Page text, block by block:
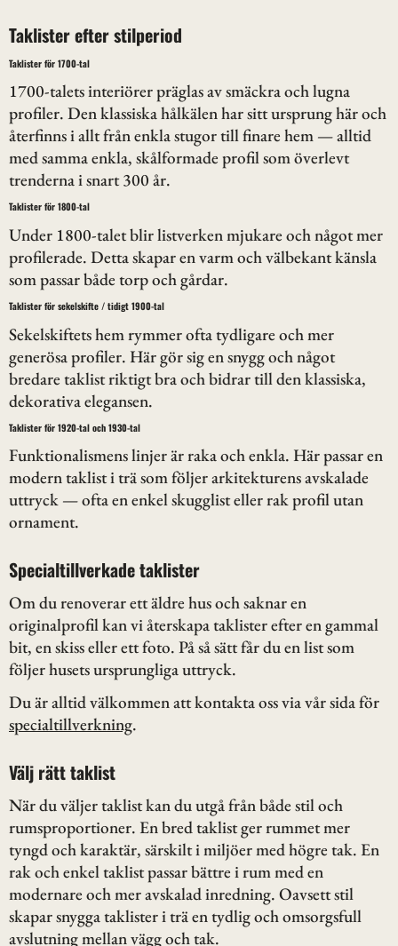
Taklister efter stilperiod
Taklister för 1700-tal
1700-talets interiörer präglas av smäckra och lugna
profiler. Den klassiska hålkälen har sitt ursprung här och
återfinns i allt från enkla stugor till finare hem — alltid
med samma enkla, skålformade profil som överlevt
trenderna i snart 300 år.
Taklister för 1800-tal
Under 1800-talet blir listverken mjukare och något mer
profilerade. Detta skapar en varm och välbekant känsla
som passar både torp och gårdar.
Taklister för sekelskifte / tidigt 1900-tal
Sekelskiftets hem rymmer ofta tydligare och mer
generösa profiler. Här gör sig en snygg och något
bredare taklist riktigt bra och bidrar till den klassiska,
dekorativa elegansen.
Taklister för 1920-tal och 1930-tal
Funktionalismens linjer är raka och enkla. Här passar en
modern taklist i trä som följer arkitekturens avskalade
uttryck — ofta en enkel skugglist eller rak profil utan
ornament.
Specialtillverkade taklister
Om du renoverar ett äldre hus och saknar en
originalprofil kan vi återskapa taklister efter en gammal
bit, en skiss eller ett foto. På så sätt får du en list som
följer husets ursprungliga uttryck.
Du är alltid välkommen att kontakta oss via vår sida för
specialtillverkning.
Välj rätt taklist
När du väljer taklist kan du utgå från både stil och
rumsproportioner. En bred taklist ger rummet mer
tyngd och karaktär, särskilt i miljöer med högre tak. En
rak och enkel taklist passar bättre i rum med en
modernare och mer avskalad inredning. Oavsett stil
skapar snygga taklister i trä en tydlig och omsorgsfull
avslutning mellan vägg och tak.